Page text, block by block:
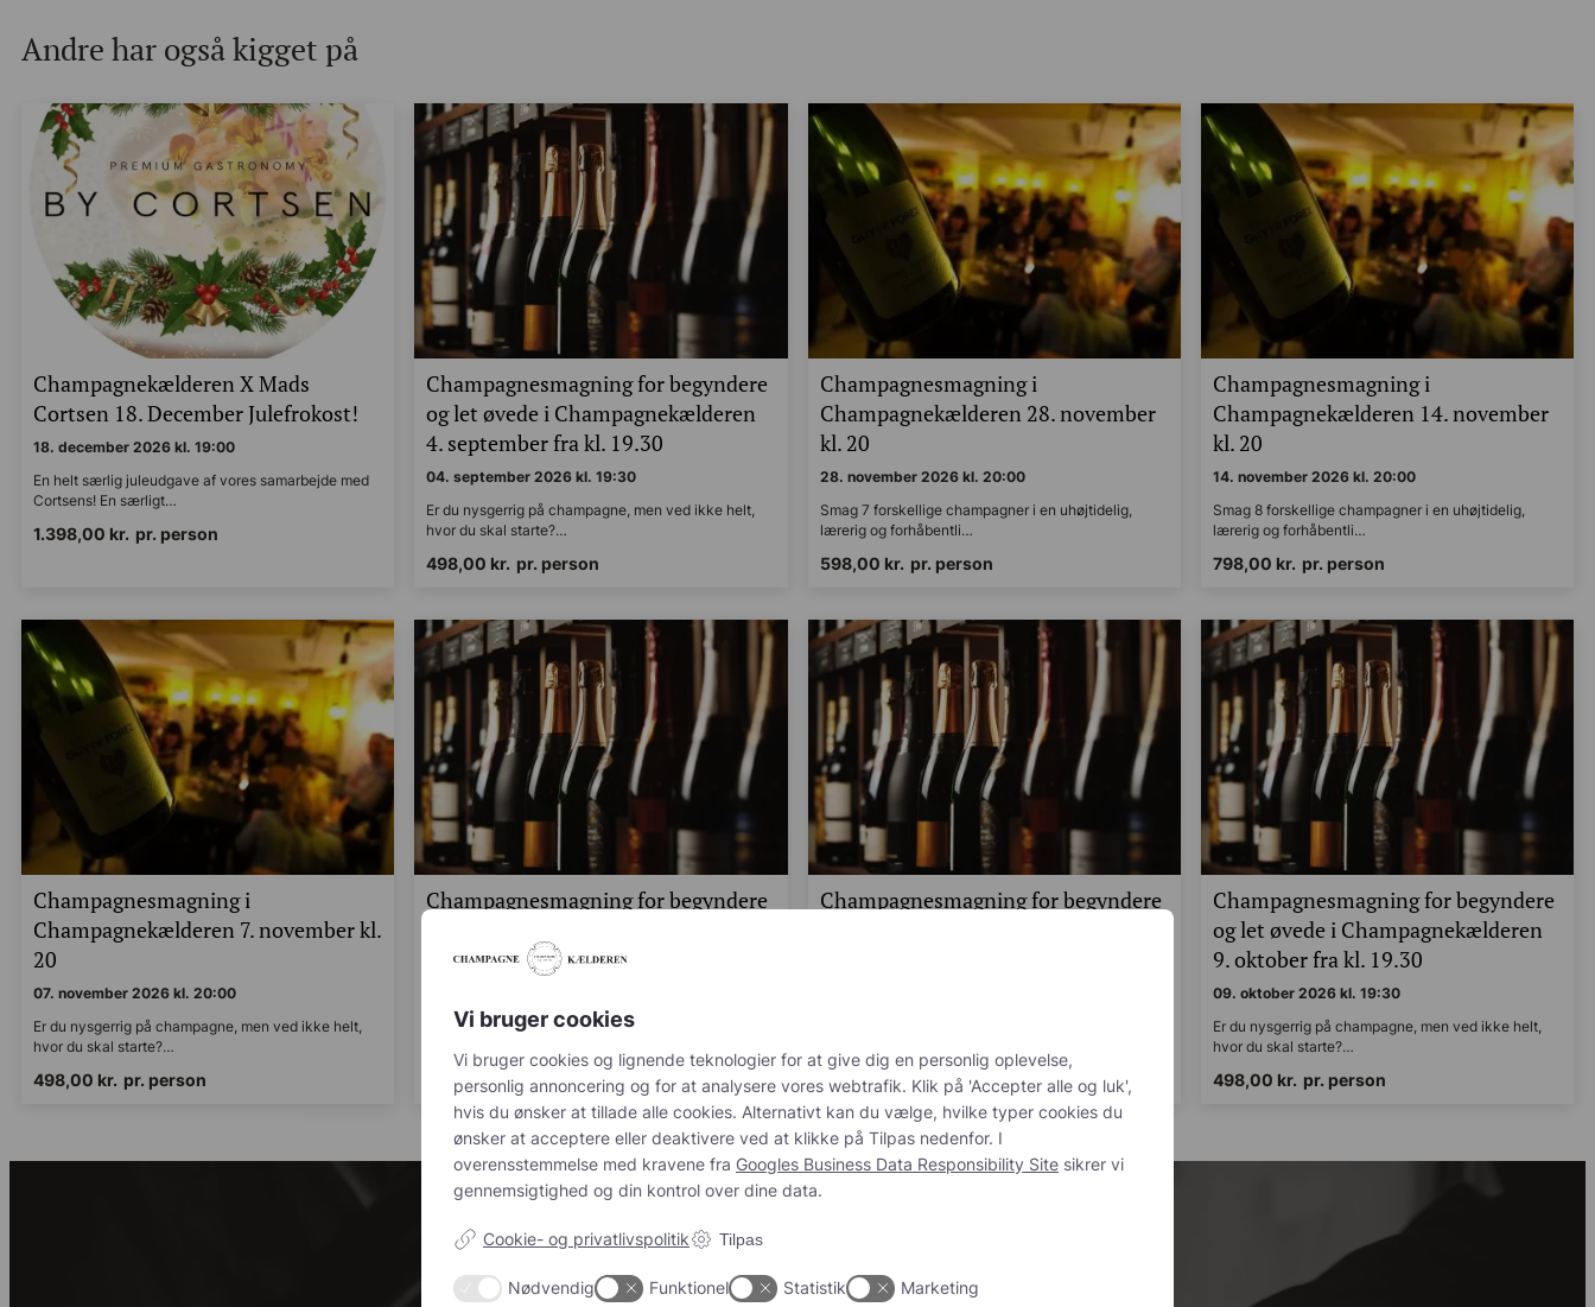
Andre har også kigget på
Champagnekælderen X Mads
Cortsen 18. December Julefrokost!
18. december 2026 kl. 19:00
En helt særlig juleudgave af vores samarbejde med
Cortsens! En særligt…
1.398,00kr. pr. person
Champagnesmagning for begyndere
og let øvede i Champagnekælderen
4. september fra kl. 19.30
04. september 2026 kl. 19:30
Er du nysgerrig på champagne, men ved ikke helt,
hvor du skal starte?…
498,00kr. pr. person
Champagnesmagning i
Champagnekælderen 28. november
kl. 20
28. november 2026 kl. 20:00
Smag 7 forskellige champagner i en uhøjtidelig,
lærerig og forhåbentli…
598,00kr. pr. person
Champagnesmagning i
Champagnekælderen 14. november
kl. 20
14. november 2026 kl. 20:00
Smag 8 forskellige champagner i en uhøjtidelig,
lærerig og forhåbentli…
798,00kr. pr. person
Champagnesmagning i
Champagnekælderen 7. november kl.
20
07. november 2026 kl. 20:00
Er du nysgerrig på champagne, men ved ikke helt,
hvor du skal starte?…
498,00kr. pr. person
Champagnesmagning for begyndere
og let øvede i Champagnekælderen
11. december fra kl. 19.30
11. december 2026 kl. 19:30
hvor du skal starte?…
498,00kr. pr. person
Champagnesmagning for begyndere
og let øvede i Champagnekælderen
498,00kr. pr. person
Champagnesmagning for begyndere
og let øvede i Champagnekælderen
9. oktober fra kl. 19.30
09. oktober 2026 kl. 19:30
Er du nysgerrig på champagne, men ved ikke helt,
hvor du skal starte?…
498,00kr. pr. person
Vi bruger cookies
Vi bruger cookies og lignende teknologier for at give dig en personlig oplevelse, personlig
annoncering og for at analysere vores webtrafik. Klik på 'Accepter alle og luk', hvis du
ønsker at tillade alle cookies. Alternativt kan du vælge, hvilke typer cookies du ønsker at
acceptere eller deaktivere ved at klikke på Tilpas nedenfor. I overensstemmelse med
kravene fraGoogles Business Data Responsibility Sitesikrer vi gennemsigtighed og din
kontrol over dine data.
Cookie- og privatlivspolitik Tilpas
Nødvendig Funktionel Statistik Marketing